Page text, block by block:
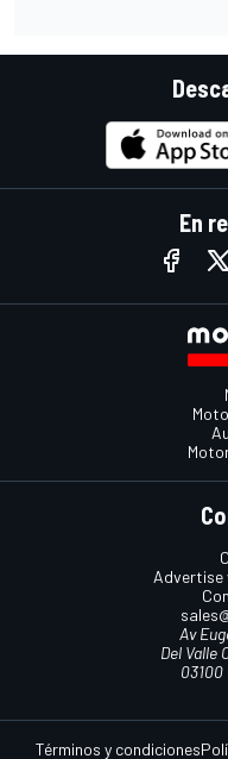
En
Av
Del Valle
03100
Términos y condiciones